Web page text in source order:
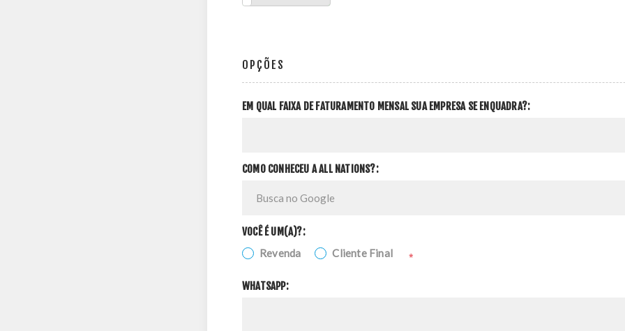
OPÇÕES
EM QUAL FAIXA DE FATURAMENTO MENSAL SUA EMPRESA SE ENQUADRA?:
COMO CONHECEU A ALL NATIONS?:
VOCÊ É UM(A)?:
Revenda Cliente Final *
WHATSAPP: